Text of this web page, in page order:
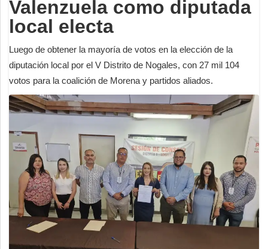
Valenzuela como diputada
local electa
Luego de obtener la mayoría de votos en la elección de la
diputación local por el V Distrito de Nogales, con 27 mil 104
votos para la coalición de Morena y partidos aliados.